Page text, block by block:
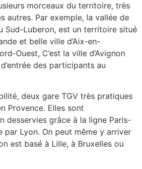
morceaux du territoire, très
autres. Par exemple, la vallée de
Sud-Luberon, est un territoire situé
et belle ville d’Aix-en-
Ouest, C’est la ville d’Avignon
des participants au
deux gare TGV très pratiques
Provence. Elles sont
desservies grâce à la ligne Paris-
par Lyon. On peut même y arriver
est basé à Lille, à Bruxelles ou